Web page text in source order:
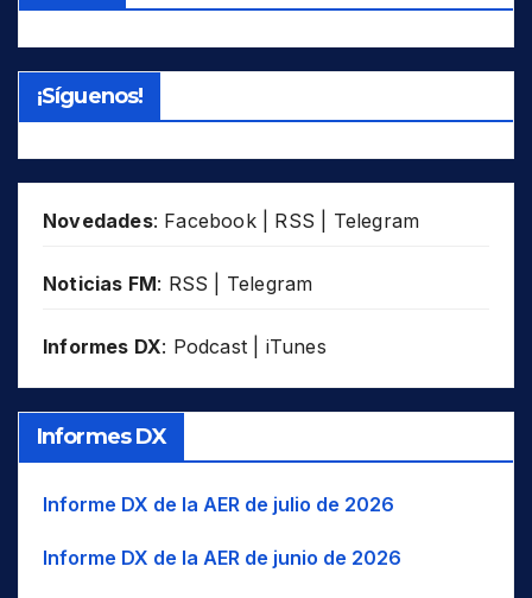
¡Síguenos!
Novedades: Facebook| RSS Telegram
Noticias FM: RSS Telegram
Informes DX: Podcast iTunes
Informes DX
Informe DX de la AER de julio de 2026
Informe DX de la AER de junio de 2026